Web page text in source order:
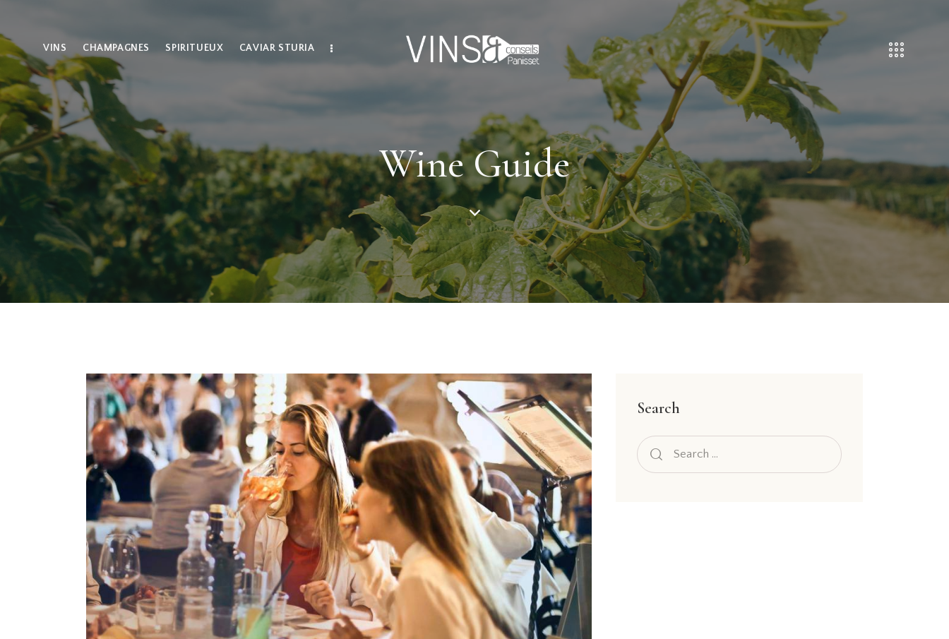
VINS CHAMPAGNES SPIRITUEUX CAVIAR STURIA
Wine Guide
Search